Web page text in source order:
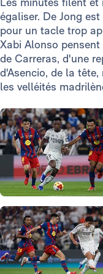
égaliser. De Jong
pour un tacle trop
Xabi Alonso
de Carreras, d'une
d'Asencio, de la
les velléités